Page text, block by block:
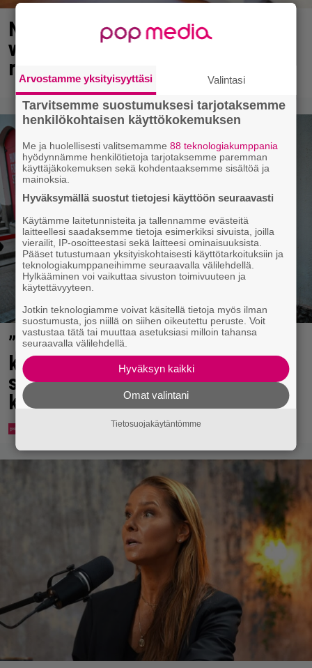
Nyt tuli varoitus Venäjästä – näin
voit joutua uhriksi hotelleissa ja
ravintoloissa
”Mitä isompi vehje, sen paremmin
kulkee” – Susanna Penttilä
suuntasi Bangbussinsa Helsingin
keskustaan
Arvostamme yksityisyyttäsi Valintasi
Tarvitsemme suostumuksesi tarjotaksemme
henkilökohtaisen käyttökokemuksen
Me ja huolellisesti valitsemamme88 teknologiakumppania
hyödynnämme henkilötietoja tarjotaksemme paremman
käyttäjäkokemuksen sekä kohdentaaksemme sisältöä ja
mainoksia.
Hyväksymällä suostut tietojesi käyttöön seuraavasti
Käytämme laitetunnisteita ja tallennamme evästeitä
laitteellesi saadaksemme tietoja esimerkiksi sivuista, joilla
vierailit, IP-osoitteestasi sekä laitteesi ominaisuuksista.
Pääset tutustumaan yksityiskohtaisesti käyttötarkoituksiin ja
teknologiakumppaneihimme seuraavalla välilehdellä.
Hylkääminen voi vaikuttaa sivuston toimivuuteen ja
käytettävyyteen.
Jotkin teknologiamme voivat käsitellä tietoja myös ilman
suostumusta, jos niillä on siihen oikeutettu peruste. Voit
vastustaa tätä tai muuttaa asetuksiasi milloin tahansa
seuraavalla välilehdellä.
Hyväksyn kaikki
Omat valintani
Tietosuojakäytäntömme